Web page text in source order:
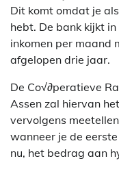
Dit komt omdat je
hebt. De bank kijkt
inkomen per maand
afgelopen drie jaar.
De Co√∂peratieve
Assen zal hiervan
vervolgens
wanneer je de
nu, het bedrag aan